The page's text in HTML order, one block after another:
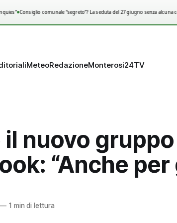
•Consiglio comunale “segreto”? La seduta del 27 giugno senza alcuna
MeteoRedazioneMonterosi24TV
il nuovo gruppo
“Anche per
—1 min di lettura